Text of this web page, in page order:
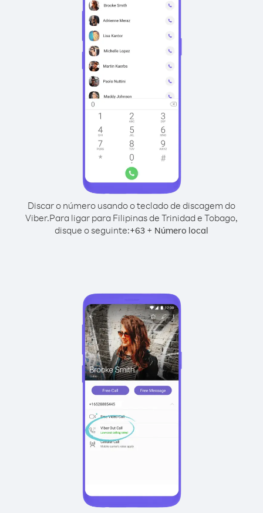
Discar o número usando o teclado de discagem do
Viber.Para ligar para Filipinas de Trinidad e Tobago,
disque o seguinte:+63 + Número local